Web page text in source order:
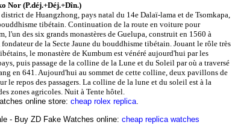
Nor (P.déj.+Déj.+Dîn.)
de Huangzhong, pays natal du 14e Dalaï-lama et de Tsomkapa,
tibétain. Continuation de la route en voiture pour
l'un des six grands monastères de Guelupa, construit en 1560 à
de la Secte Jaune du bouddhisme tibétain. Jouant le rôle très
le monastère de Kumbum est vénéré aujourd'hui par les
puis passage de la colline de la Lune et du Soleil par où a traversé
en 641. Aujourd'hui au sommet de cette colline, deux pavillons de
le repos des passagers. La colline de la lune et du soleil est à la
zones agricoles. Nuit à Tente hôtel.
online store: cheap rolex replica.
- Buy ZD Fake Watches online: cheap replica watches